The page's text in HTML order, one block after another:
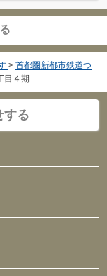
> 首都圏新都市鉄道つ
目４期
する